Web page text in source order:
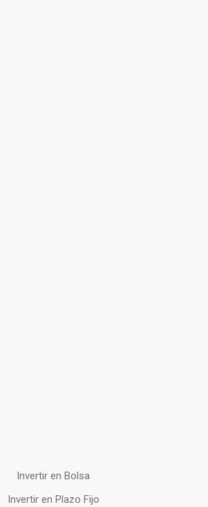
Invertir en Bolsa
Invertir en Plazo Fijo